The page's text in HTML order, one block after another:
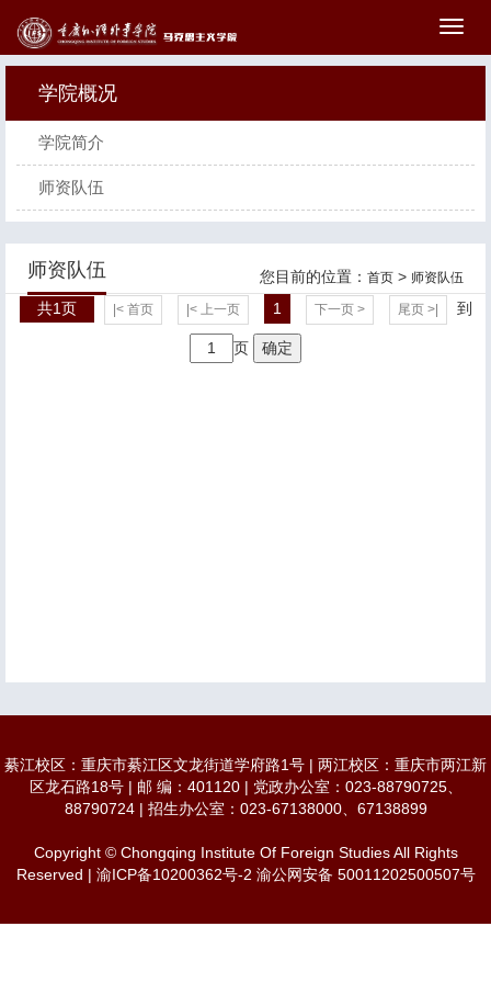
切
学院概况
学院简介
师资队伍
师资队伍 您目前的位置： 首页 > 师资队伍
共1页 |< 首页 |< 上一页 1 下一页 > 尾页 >| 到
页 确定
綦江校区：重庆市綦江区文龙街道学府路1号 | 两江校区：重庆市两江新
区龙石路18号 | 邮 编：401120 | 党政办公室：023-88790725、
88790724 | 招生办公室：023-67138000、67138899
Copyright © Chongqing Institute Of Foreign Studies All Rights
Reserved | 渝ICP备10200362号-2 渝公网安备 50011202500507号